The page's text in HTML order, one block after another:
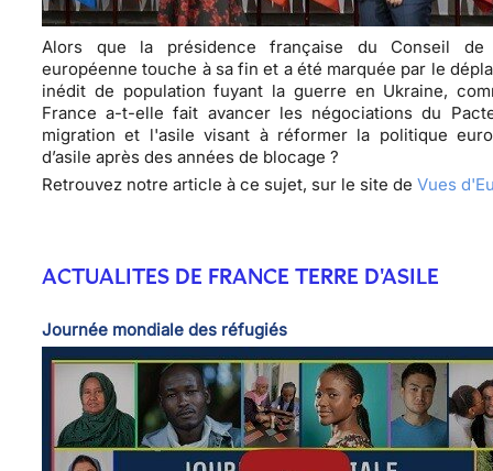
Alors que la présidence française du Conseil de
européenne touche à sa fin et a été marquée par le
inédit de population fuyant la guerre en Ukraine,
France a-t-elle fait avancer les négociations du
migration et l'asile visant à réformer la politique
d’asile après des années de blocage ?
Retrouvez notre article à ce sujet, sur le site de Vues
ACTUALITES DE FRANCE TERRE D'ASILE
Journée mondiale des réfugiés